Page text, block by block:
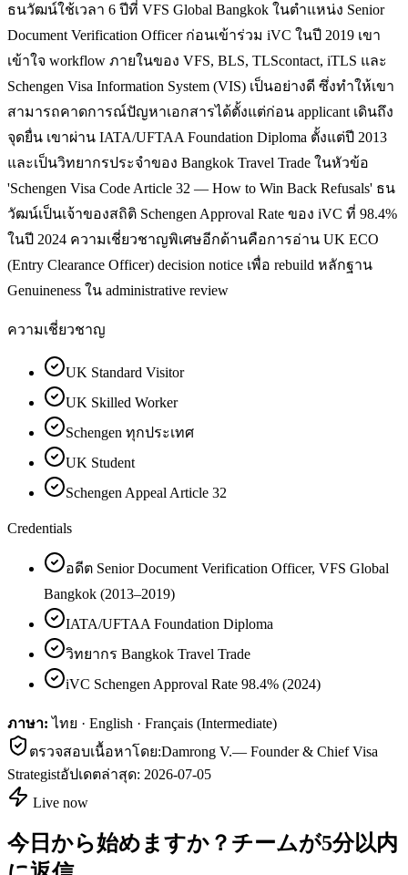
ธนวัฒน์ใช้เวลา 6 ปีที่ VFS Global Bangkok ในตำแหน่ง Senior
Document Verification Officer ก่อนเข้าร่วม iVC ในปี 2019 เขา
เข้าใจ workflow ภายในของ VFS, BLS, TLScontact, iTLS และ
Schengen Visa Information System (VIS) เป็นอย่างดี ซึ่งทำให้เขา
สามารถคาดการณ์ปัญหาเอกสารได้ตั้งแต่ก่อน applicant เดินถึง
จุดยื่น เขาผ่าน IATA/UFTAA Foundation Diploma ตั้งแต่ปี 2013
และเป็นวิทยากรประจำของ Bangkok Travel Trade ในหัวข้อ
'Schengen Visa Code Article 32 — How to Win Back Refusals' ธน
วัฒน์เป็นเจ้าของสถิติ Schengen Approval Rate ของ iVC ที่ 98.4%
ในปี 2024 ความเชี่ยวชาญพิเศษอีกด้านคือการอ่าน UK ECO
(Entry Clearance Officer) decision notice เพื่อ rebuild หลักฐาน
Genuineness ใน administrative review
ความเชี่ยวชาญ
UK Standard Visitor
UK Skilled Worker
Schengen ทุกประเทศ
UK Student
Schengen Appeal Article 32
Credentials
อดีต Senior Document Verification Officer, VFS Global
Bangkok (2013–2019)
IATA/UFTAA Foundation Diploma
วิทยากร Bangkok Travel Trade
iVC Schengen Approval Rate 98.4% (2024)
ภาษา: ไทย · English · Français (Intermediate)
ตรวจสอบเนื้อหาโดย:Damrong V.— Founder & Chief Visa
Strategistอัปเดตล่าสุด: 2026-07-05
Live now
今日から始めますか？チームが5分以内